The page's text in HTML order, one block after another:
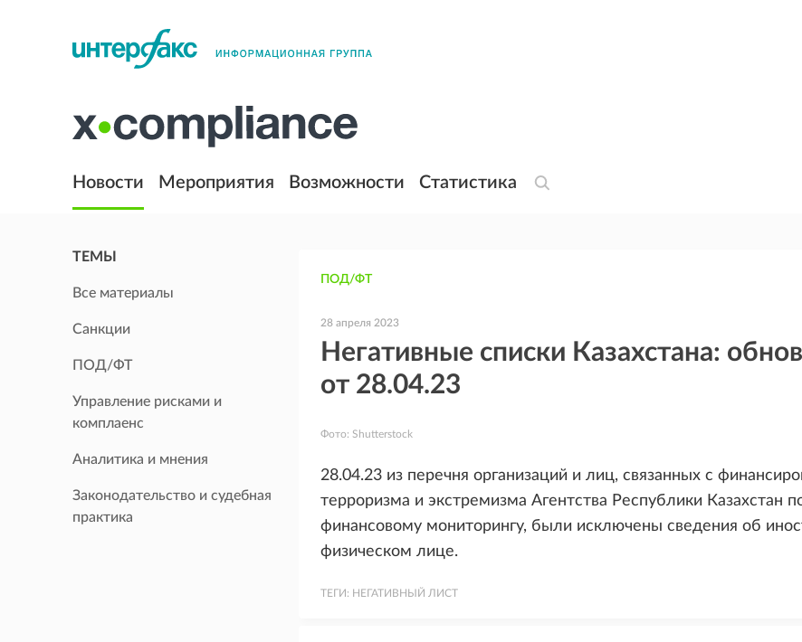
Новости Мероприятия Возможности Статистика
ТЕМЫ
Все материалы
Санкции
ПОД/ФТ
Управление рисками и
комплаенс
Аналитика и мнения
Законодательство и судебная
практика
ПОД/ФТ
28 апреля 2023
Негативные списки Казахстана:
от 28.04.23
Фото: Shutterstock
28.04.23 из перечня организаций и лиц, связанных с
терроризма и экстремизма Агентства Республики Казахстан
финансовому мониторингу, были исключены сведения об
физическом лице.
ТЕГИ: НЕГАТИВНЫЙ ЛИСТ